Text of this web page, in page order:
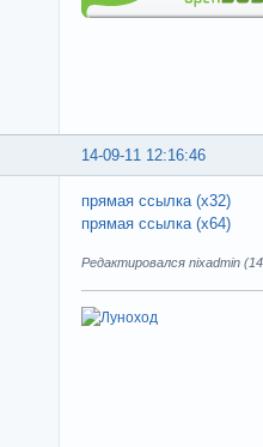
14-09-11 12:16:46
прямая ссылка (x32)
прямая ссылка (x64)
Редактировался nixadmin